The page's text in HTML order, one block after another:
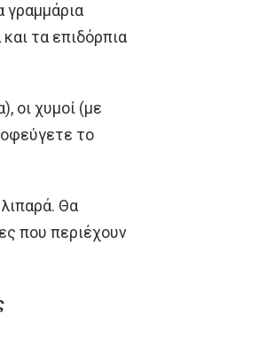
γραμμάρια
τα επιδόρπια
οι χυμοί (με
το
Θα
που περιέχουν